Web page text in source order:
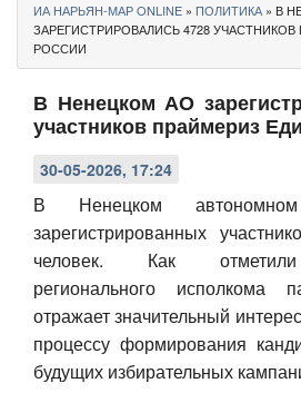
Политика
Общество
Культура
Медиа
Авто
Спорт
Контакты
ИА НАРЬЯН-МАР ONLINE » ПОЛИТИКА » В
ЗАРЕГИСТРИРОВАЛИСЬ 4728
РОССИИ
В Ненецком АО
участников праймериз
30-05-2026, 17:24
В Ненецком
зарегистрированных
человек. Как отметили
регионального исполкома
отражает значительный
процессу формирования
будущих избирательных